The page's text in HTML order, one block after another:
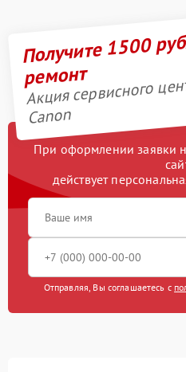
Получите 1500
ремонт
Акция сервисного
Canon
При оформлении заявки
действует
Отправляя, Вы соглашаетесь с